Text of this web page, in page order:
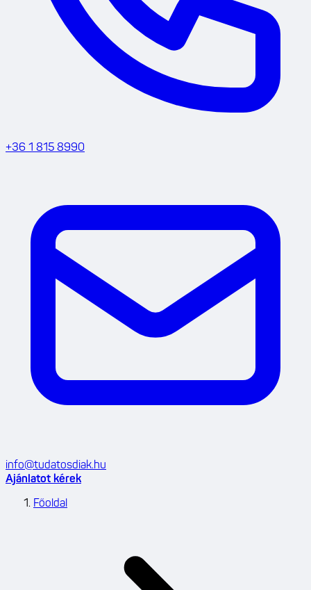
+36 1 815 8990
info@tudatosdiak.hu
Ajánlatot kérek
Főoldal